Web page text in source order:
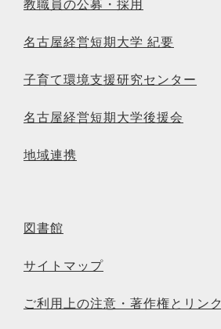
教職員の公募・採用
名古屋経営短期大学 紀要
子育て環境支援研究センター
名古屋経営短期大学後援会
地域連携
図書館
サイトマップ
ご利用上の注意・著作権とリンク